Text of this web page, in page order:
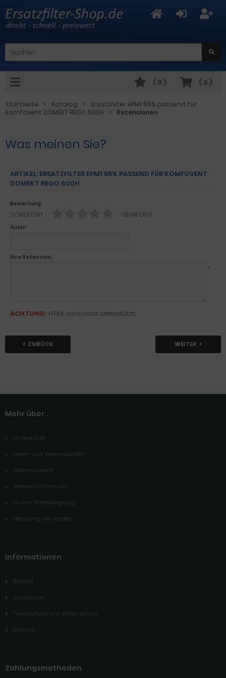
( 0 )
( 0 )
Startseite Katalog
Ersatzfilter ePM1 55% passend für
Komfovent DOMEKT REGO 600H
Rezensionen
Was meinen Sie?
ARTIKEL: ERSATZFILTER EPM1 55% PASSEND FÜR KOMFOVENT
DOMEKT REGO 600H
Bewertung:
SCHLECHT SEHR GUT
Autor:
Ihre Rezension:
*
ACHTUNG: HTML wird nicht unterstützt!
ZURÜCK WEITER
Mehr über...
Unsere AGB
Liefer- und Versandkosten
Widerrufsrecht
Wiederrufsformular
Online-Streitbeilegung
Nennung von Marken
Informationen
Kontakt
Impressum
Privatsphäre und Datenschutz
Sitemap
Zahlungsmethoden